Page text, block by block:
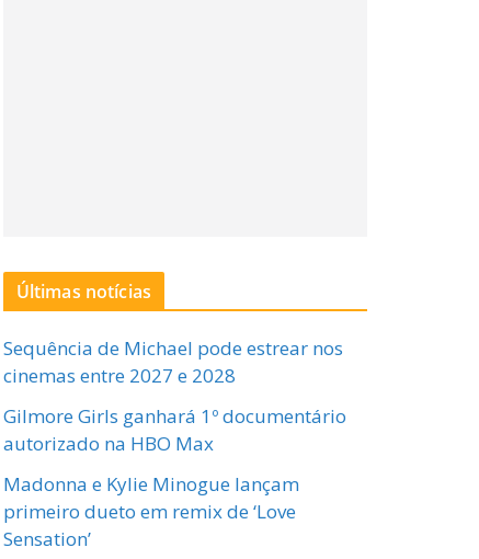
Últimas notícias
Sequência de Michael pode estrear nos
cinemas entre 2027 e 2028
Gilmore Girls ganhará 1º documentário
autorizado na HBO Max
Madonna e Kylie Minogue lançam
primeiro dueto em remix de ‘Love
Sensation’